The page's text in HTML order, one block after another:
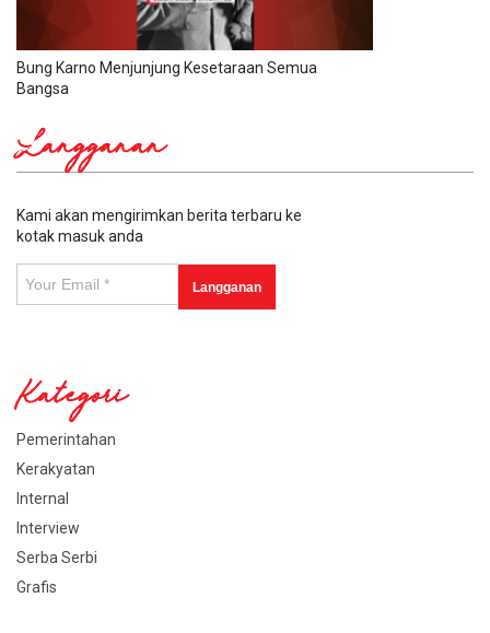
Bung Karno Menjunjung Kesetaraan Semua
Bangsa
Langganan
Kami akan mengirimkan berita terbaru ke
kotak masuk anda
Kategori
Pemerintahan
Kerakyatan
Internal
Interview
Serba Serbi
Grafis